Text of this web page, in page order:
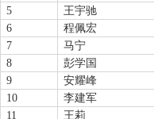
5
王宇驰
6
程佩宏
7
马宁
8
彭学国
9
安耀峰
10
李建军
11
王莉